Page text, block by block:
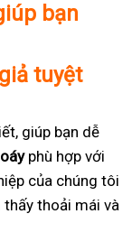
bạn
tuyệt
giúp bạn dễ
phù hợp với
của chúng tôi
thoải mái và